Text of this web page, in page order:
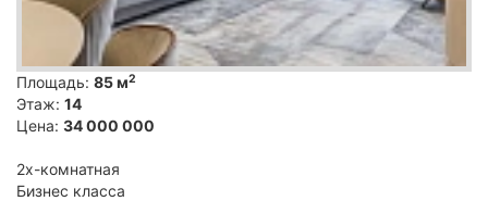
Площадь: 85 м2
Этаж: 14
Цена: 34 000 000
2х-комнатная
Бизнес класса